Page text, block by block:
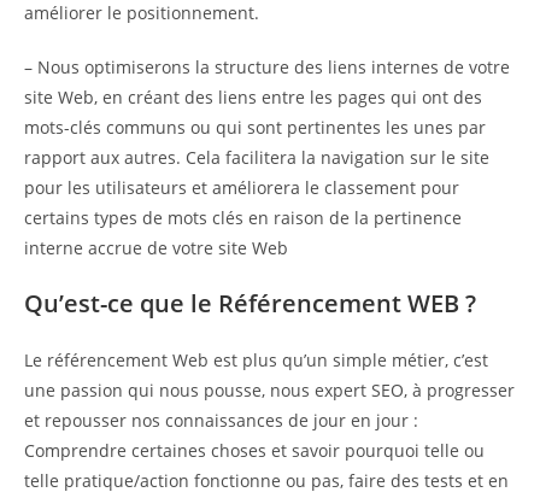
améliorer le positionnement.
– Nous optimiserons la structure des liens internes de votre
site Web, en créant des liens entre les pages qui ont des
mots-clés communs ou qui sont pertinentes les unes par
rapport aux autres. Cela facilitera la navigation sur le site
pour les utilisateurs et améliorera le classement pour
certains types de mots clés en raison de la pertinence
interne accrue de votre site Web
Qu’est-ce que le Référencement WEB ?
Le référencement Web est plus qu’un simple métier, c’est
une passion qui nous pousse, nous expert SEO, à progresser
et repousser nos connaissances de jour en jour :
Comprendre certaines choses et savoir pourquoi telle ou
telle pratique/action fonctionne ou pas, faire des tests et en